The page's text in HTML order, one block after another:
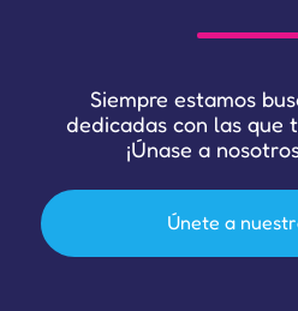
Siempre estamos
dedicadas con las que
¡Únase a
Únete a